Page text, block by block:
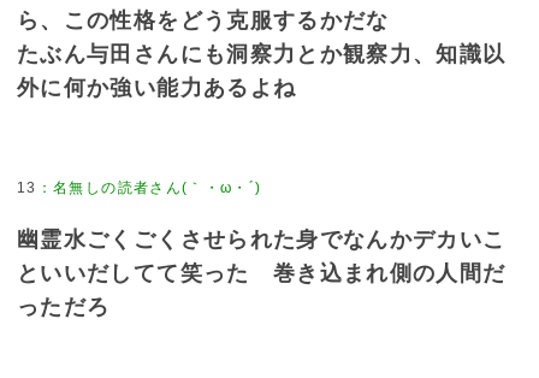
ら、この性格をどう克服するかだな
たぶん与田さんにも洞察力とか観察力、知識以
外に何か強い能力あるよね
13 ：名無しの読者さん(｀・ω・´)
幽霊水ごくごくさせられた身でなんかデカいこ
といいだしてて笑った 巻き込まれ側の人間だ
っただろ